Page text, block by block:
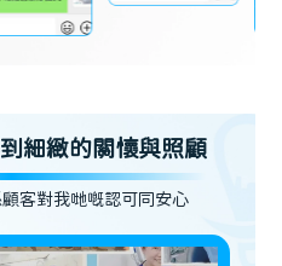
細緻的關懷與照顧
客對我哋嘅認可同安心